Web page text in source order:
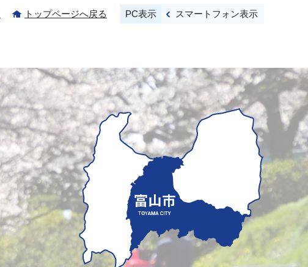
トップページへ戻る PC表示 スマートフォン表示